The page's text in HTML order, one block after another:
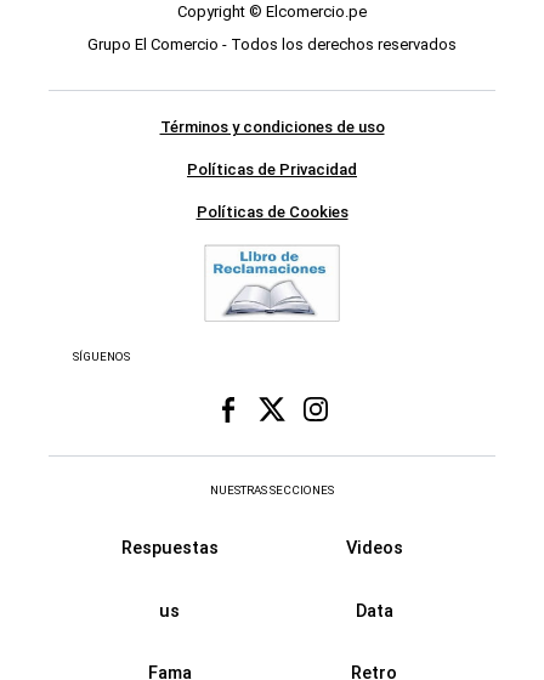
Copyright © Elcomercio.pe
Grupo El Comercio - Todos los derechos reservados
Términos y condiciones de uso
Políticas de Privacidad
Políticas de Cookies
SÍGUENOS
NUESTRAS SECCIONES
Respuestas Videos
us Data
Fama Retro